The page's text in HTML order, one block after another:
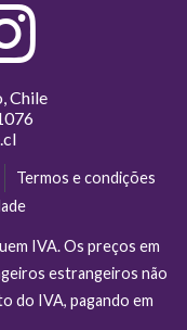
Chile
Termos e condições
IVA. Os preços em
estrangeiros não
do IVA, pagando em